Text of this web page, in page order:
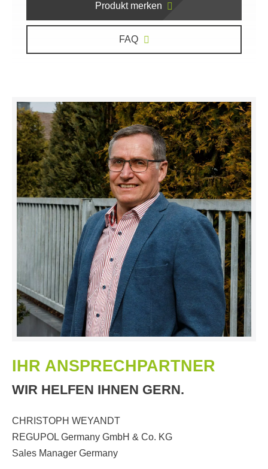
Produkt merken
FAQ
IHR ANSPRECHPARTNER
WIR HELFEN IHNEN GERN.
CHRISTOPH WEYANDT
REGUPOL Germany GmbH & Co. KG
Sales Manager Germany